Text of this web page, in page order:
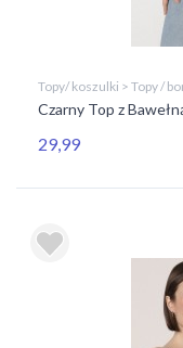
Topy/ koszulki > Topy /
Czarny Top z
29,99